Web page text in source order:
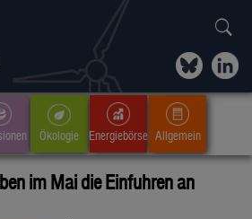
Ökologie Energiebörse Allgemein
im Mai die Einfuhren an